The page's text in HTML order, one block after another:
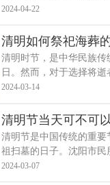
文化的关注，越来越多的
灰寄存在殡仪馆或者公墓
存。许多市民都听说过寄
什么沈阳地区骨灰寄存要
涉及多个方面，沈阳陵园
2024-04-22
清明如何祭祀海葬
清明时节，是中华民族传
日。然而，对于选择将
说，该如何进行祭祀呢？
2024-03-14
清明节当天可不可
清明节是中国传统的重要
祖扫墓的日子。沈阳市民
墓地，表达对逝去亲人的
都知道清明节期间是安葬
2024-03-07